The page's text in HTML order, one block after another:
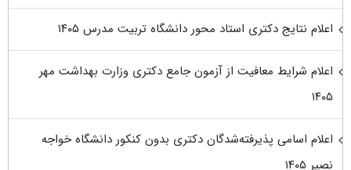
اعلام نتایج دکتری استاد محور دانشگاه تربیت مدرس ۱۴۰۵
اعلام شرایط معافیت از آزمون جامع دکتری وزارت بهداشت مهر
۱۴۰۵
اعلام اسامی پذیرفته‌شدگان دکتری بدون کنکور دانشگاه خواجه
نصیر ۱۴۰۵